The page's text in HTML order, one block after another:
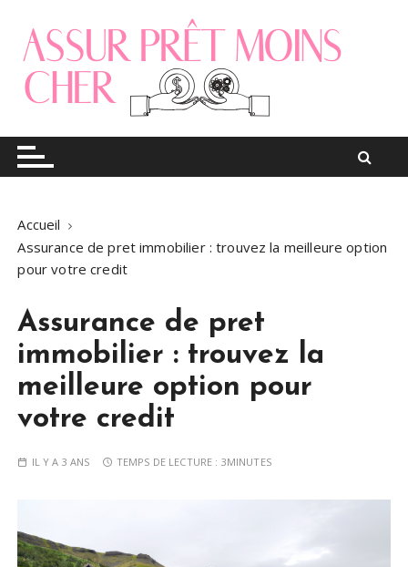
Assur pret moins cher
Le blog finance
Accueil
Assurance de pret immobilier : trouvez la meilleure option
pour votre credit
Assurance de pret
immobilier : trouvez la
meilleure option pour
votre credit
IL Y A 3 ANS TEMPS DE LECTURE : 3MINUTES